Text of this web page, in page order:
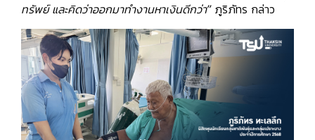
ทรัพย์ และคิดว่าออกมาทำงานหาเงินดีกว่า”ภูริภัทร กล่าว